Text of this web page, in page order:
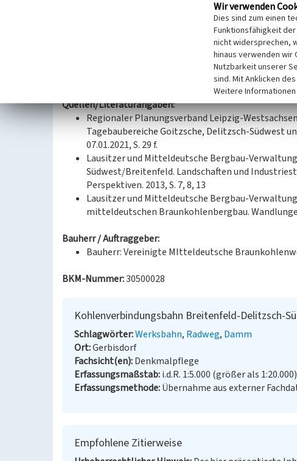
Entfernungen zwischen Abbaugebiet und
(Isabell Schmock-Wieczorek, Landesamt für
Quellen/Literaturangaben:
Regionaler Planungsverband Leipzig-
Tagebaubereiche Goitzsche, Delitzsch-Südwest
07.01.2021, S. 29 f.
Lausitzer und Mitteldeutsche Bergbau-
Südwest/Breitenfeld. Landschaften und
Perspektiven. 2013, S. 7, 8, 13
Lausitzer und Mitteldeutsche Bergbau-
mitteldeutschen Braunkohlenbergbau.
Bauherr / Auftraggeber:
Bauherr: Vereinigte MItteldeutsche
BKM-Nummer:30500028
Kohlenverbindungsbahn Breitenfeld-Delitzsch-
Schlagwörter Werksbahn Radweg Damm
Ort Gerbisdorf
Fachsicht(en) Denkmalpflege
Erfassungsmaßstab i.d.R. 1:5.000 (größer als 1:20.000)
Erfassungsmethode Übernahme aus externer
Empfohlene Zitierweise
Wir verwenden
Dies sind zum einen
Funktionsfähigkeit
nicht widersprechen,
hinaus verwenden wir
Nutzbarkeit unserer
sind. Mit Anklicken
Weitere